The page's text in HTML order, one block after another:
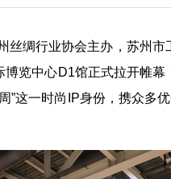
绸行业协会主办，苏州市
览中心D1馆正式拉开帷
”这一时尚IP身份，携众多